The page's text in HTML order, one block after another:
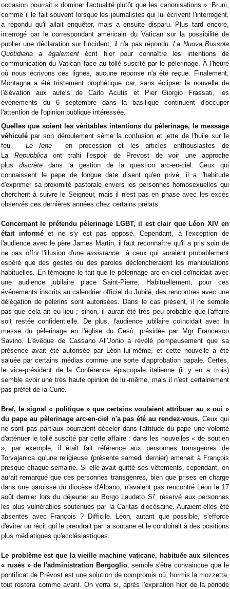
occasion pourrait « dominer l'actualité plutôt que les canonisations ». Bruni,
comme il le fait souvent lorsque les journalistes qui lui écrivent l'interrogent,
a répondu qu'il allait enquêter, mais a ensuite disparu. Plus tard encore,
interrogé par le correspondant américain du Vatican sur la possibilité de
publier une déclaration sur l'incident, il n'a pas répondu.La Nuova Bussola
Quotidiana a égalementécrit hier pour connaître les intentions de
communication du Vatican face au tollé suscité par le pèlerinage. À l'heure
où nous écrivons ces lignes, aucune réponse n'a été reçue. Finalement,
Montagna a été tristement prophétique car, sans éclipser la nouvelle de
l'élévation aux autels de Carlo Acutis et Pier Giorgio Frassati, les
événements du 6 septembre dans la basilique continuent d'occuper
l'attention de l'opinion publique intéressée.
Quelles que soient les véritables intentions du pèlerinage, le message
véhiculé par son déroulement sème la confusion et jette de l'huile sur le
feu. Le Iene en procession et les articles enthousiastes de
La Repubblicaont trahi l'espoir de Prevost de voir une approche
plus discrète dans la gestion de la question arc-en-ciel. Ceux qui
connaissent le pape de longue date disent qu'en privé, il a l'habitude
d'exprimer sa proximité pastorale envers les personnes homosexuelles qui
cherchent à suivre le Seigneur, mais il n'est pas en phase avec les excès
observés ces dernières années chez certains prélats.
Concernant le prétendu pèlerinage LGBT, il est clair que Léon XIV en
était informéet ne s'y est pas opposé. Cependant, à l'exception de
l'audience avec le père James Martin, il faut reconnaître qu'il a pris soin de
ne pas offrir l'illusion d'uneassistance à ceux qui auraient probablement
espéré que des gestes ou des paroles déclencheraient les manipulations
habituelles. En témoigne le fait que le pèlerinage arc-en-ciel coïncidait avec
une audience jubilaire place Saint-Pierre. Habituellement, pour ces
événements inscrits au calendrier officiel du Jubilé, des rencontres avec une
délégation de pèlerins sont autorisées. Dans le cas présent, il ne semble
pas que cela ait eu lieu ; sinon, il aurait été très peu probable que l'affaire
soit restée confidentielle. De plus, l'audience jubilaire coïncidait avec la
messe du pèlerinage en l'église du Gesù, présidée par Mgr Francesco
Savino. L'évêque de Cassano All'Jonio a révélé pompeusement que sa
présence avait été autorisée par Léon lui-même, et cette nouvelle a été
saluée par certains médias comme une sorte d'approbation papale. Certes,
le vice-président de la Conférence épiscopale italienne (il y en a trois)
semble avoir une très haute opinion de lui-même, mais il n'est certainement
pas préfet de la Curie.
Bref, le signal « politique » que certains voulaient attribuer au « oui »
du pape au pèlerinage arc-en-ciel n'a pas été au rendez-vous.Ceux qui
ne sont pas partiaux pourraient déceler dans l'attitude du pape une volonté
d'atténuer le tollé suscité par cette affaire : dans les nouvelles « de soutien
», par exemple, il était fait référence aux personnes transgenres de
Torvajanica qu'une religieuse (présente samedi dernier) amenait à François
presque chaque semaine. Si elle avait quitté ses vêtements, cependant, on
aurait remarqué que ces personnes transgenres, bien que prises en charge
dans une paroisse du diocèse d'Albano, n'avaient pas rencontré Léon le 17
août dernier lors du déjeuner au Borgo Laudato Si', réservé aux personnes
les plus vulnérables soutenues par la Caritas diocésaine. Auraient-elles été
absentes avec François ? Difficile. Léon, autant que possible, s'efforce
d'éviter un récit qui le prendrait par la soutane et le conduirait à des positions
plus médiatiques qu'ecclésiastiques.
Le problème est que la vieille machine vaticane, habituée aux silences
« rusés » de l'administration Bergoglio, semble s'être convaincue que le
pontificat de Prévost est une solution de compromis où, hormis la mozzetta,
tout restera comme avant. On verra si, après l'expiration hier de la période